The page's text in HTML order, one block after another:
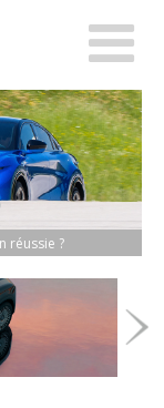
réussie ?
7 8
item-9